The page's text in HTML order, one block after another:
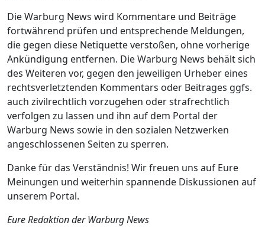
Die Warburg News wird Kommentare und Beiträge
fortwährend prüfen und entsprechende Meldungen,
die gegen diese Netiquette verstoßen, ohne vorherige
Ankündigung entfernen. Die Warburg News behält sich
des Weiteren vor, gegen den jeweiligen Urheber eines
rechtsverletztenden Kommentars oder Beitrages ggfs.
auch zivilrechtlich vorzugehen oder strafrechtlich
verfolgen zu lassen und ihn auf dem Portal der
Warburg News sowie in den sozialen Netzwerken
angeschlossenen Seiten zu sperren.
Danke für das Verständnis! Wir freuen uns auf Eure
Meinungen und weiterhin spannende Diskussionen auf
unserem Portal.
Eure Redaktion der Warburg News